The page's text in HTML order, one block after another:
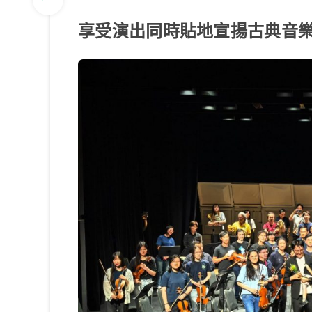
享受演出同時貼地宣揚古典音